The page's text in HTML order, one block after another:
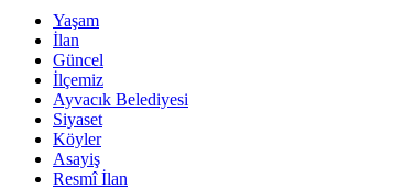
Yaşam
İlan
Güncel
İlçemiz
Ayvacık Belediyesi
Siyaset
Köyler
Asayiş
Resmî İlan